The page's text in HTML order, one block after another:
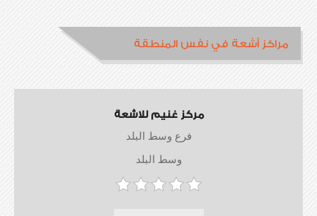
مراكز أشعة في نفس المنطقة
مركز غنيم للاشعة
فرع وسط البلد
وسط البلد